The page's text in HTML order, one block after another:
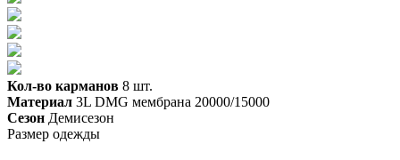
Кол-во карманов 8 шт.
Материал 3L DMG мембрана 20000/15000
Сезон Демисезон
Размер одежды